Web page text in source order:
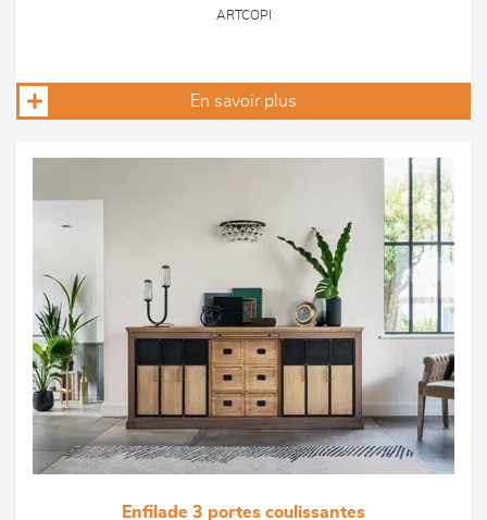
ARTCOPI
En savoir plus
Enfilade 3 portes coulissantes